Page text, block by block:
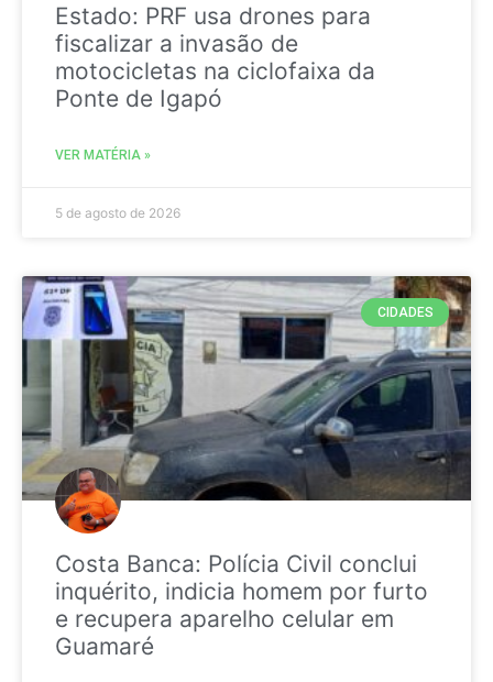
Estado: PRF usa drones para
fiscalizar a invasão de
motocicletas na ciclofaixa da
Ponte de Igapó
VER MATÉRIA »
5 de agosto de 2026
CIDADES
Costa Banca: Polícia Civil conclui
inquérito, indicia homem por furto
e recupera aparelho celular em
Guamaré